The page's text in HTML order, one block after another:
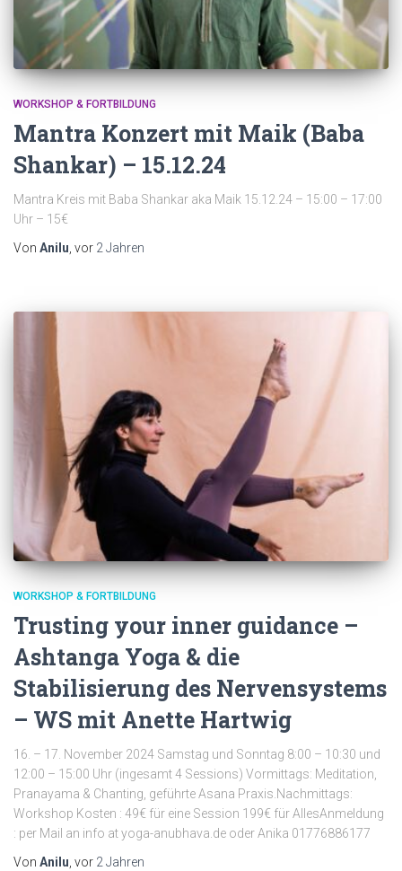
WORKSHOP & FORTBILDUNG
Mantra Konzert mit Maik (Baba
Shankar) – 15.12.24
Mantra Kreis mit Baba Shankar aka Maik 15.12.24 – 15:00 – 17:00
Uhr – 15€
Von Anilu , vor 2 Jahren
WORKSHOP & FORTBILDUNG
Trusting your inner guidance –
Ashtanga Yoga & die
Stabilisierung des Nervensystems
– WS mit Anette Hartwig
16. – 17. November 2024 Samstag und Sonntag 8:00 – 10:30 und
12:00 – 15:00 Uhr (ingesamt 4 Sessions) Vormittags: Meditation,
Pranayama & Chanting, geführte Asana Praxis.Nachmittags:
Workshop Kosten : 49€ für eine Session 199€ für AllesAnmeldung
: per Mail an info at yoga-anubhava.de oder Anika 01776886177
Von Anilu, vor 2 Jahren